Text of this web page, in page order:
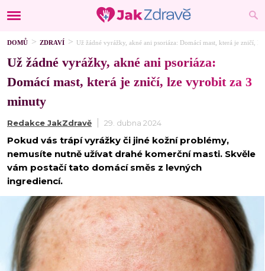
DOMŮ ZDRAVÍ Už žádné vyrážky, akné ani psoriáza: Domácí mast, která je zničí,
Už žádné vyrážky, akné ani psoriáza:
Domácí mast, která je zničí, lze vyrobit za 3
minuty
Redakce JakZdravě 29. dubna 2024
Pokud vás trápí vyrážky či jiné kožní problémy,
nemusíte nutně užívat drahé komerční masti. Skvěle
vám postačí tato domácí směs z levných
ingrediencí.